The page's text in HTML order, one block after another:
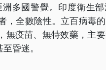
多國警覺。印度衛生
，全數陰性。立百病毒
無疫苗、無特效藥，主
昏迷。